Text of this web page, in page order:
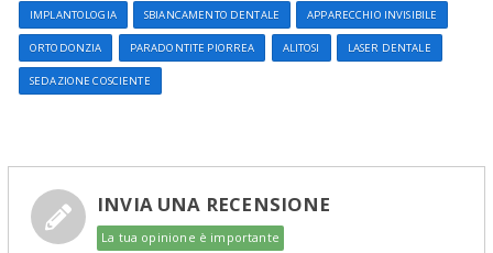
IMPLANTOLOGIA SBIANCAMENTO DENTALE APPARECCHIO INVISIBILE
ORTODONZIA PARADONTITE PIORREA ALITOSI LASER DENTALE
SEDAZIONE COSCIENTE
INVIA UNA RECENSIONE
La tua opinione è importante